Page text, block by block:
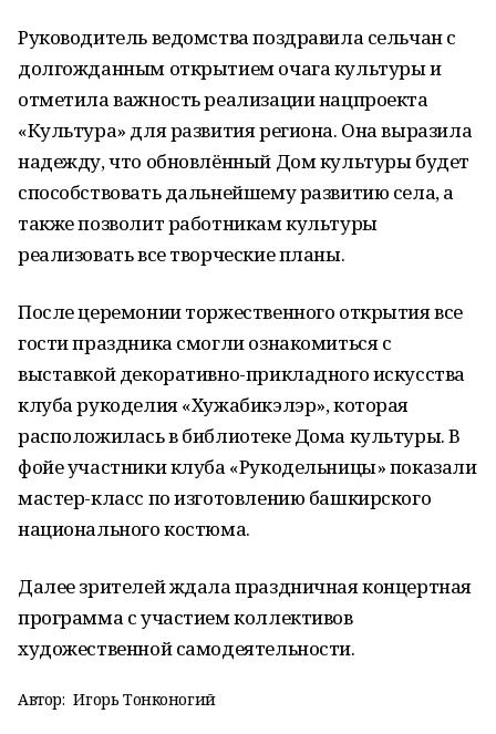
Руководитель ведомства поздравила сельчан с
долгожданным открытием очага культуры и
отметила важность реализации нацпроекта
«Культура» для развития региона. Она выразила
надежду, что обновлённый Дом культуры будет
способствовать дальнейшему развитию села, а
также позволит работникам культуры
реализовать все творческие планы.
После церемонии торжественного открытия все
гости праздника смогли ознакомиться с
выставкой декоративно-прикладного искусства
клуба рукоделия «Хужабикэлэр», которая
расположилась в библиотеке Дома культуры. В
фойе участники клуба «Рукодельницы» показали
мастер-класс по изготовлению башкирского
национального костюма.
Далее зрителей ждала праздничная концертная
программа с участием коллективов
художественной самодеятельности.
Автор: Игорь Тонконогий